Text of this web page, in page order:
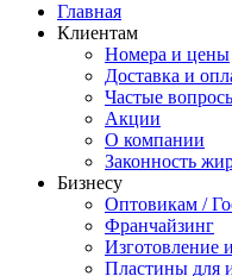
Главная
Клиентам
Номера и цены
Доставка и
Частые
Акции
О компании
Законность
Бизнесу
Оптовикам /
Франчайзинг
Изготовление
Пластины для